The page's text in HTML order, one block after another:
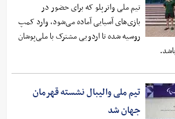
تیم ملی واترپلو که برای حضور در
بازی‌های آسیایی آماده می‌شود، وارد کمپ
روسیه شده تا اردویی مشترک با ملی‌پوشان
تیم ملی والیبال نشسته قهرمان
جهان شد